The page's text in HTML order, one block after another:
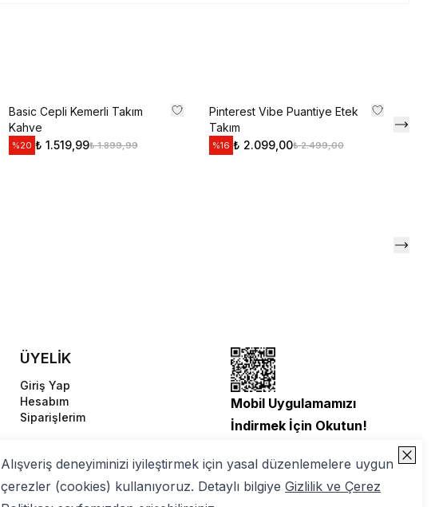
Alışveriş deneyiminizi iyileştirmek için yasal düzenlemelere uygun
çerezler (cookies) kullanıyoruz. Detaylı bilgiye Gizlilik ve Çerez
Basic Cepli Kemerli Takım
Kahve
%20 ₺ 1.519,99₺ 1.899,99
Pinterest Vibe Puantiye Etek
Takım
%16 ₺ 2.099,00₺ 2.499,00
ÜYELİK
Giriş Yap
Hesabım
Siparişlerim
Mobil Uygulamamızı
İndirmek İçin Okutun!